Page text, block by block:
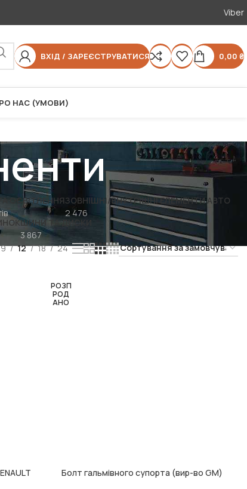
Viber
ВХІД / ЗАРЕЄСТРУВАТИСЯ 0,00 ₴
НАС (УМОВИ)
ОСВІТЛЕННЯЗОВНІШНІ/ВНУТРІШНІ ЕЛЕМЕНТИ АВТО
2 476
ШИНИ ТА ДИСКИ
3 867
9 12 18 24
РОЗП
РОД
АНО
ЧИТАТИ ДАЛІ
Болт гальмівного супорта (вир-во GM)